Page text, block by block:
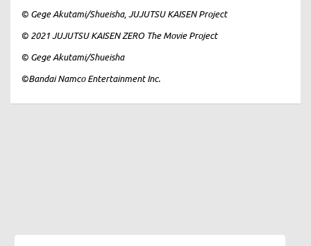
© Gege Akutami/Shueisha, JUJUTSU KAISEN Project
© 2021 JUJUTSU KAISEN ZERO The Movie Project
© Gege Akutami/Shueisha
©Bandai Namco Entertainment Inc.